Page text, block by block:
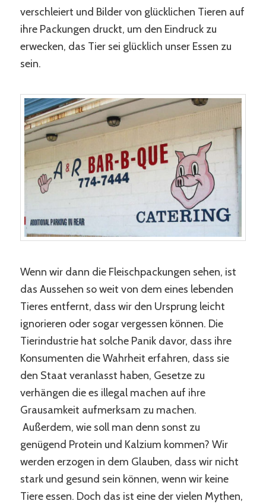
verschleiert und Bilder von glücklichen Tieren auf
ihre Packungen druckt, um den Eindruck zu
erwecken, das Tier sei glücklich unser Essen zu
sein.
Wenn wir dann die Fleischpackungen sehen, ist
das Aussehen so weit von dem eines lebenden
Tieres entfernt, dass wir den Ursprung leicht
ignorieren oder sogar vergessen können. Die
Tierindustrie hat solche Panik davor, dass ihre
Konsumenten die Wahrheit erfahren, dass sie
den Staat veranlasst haben, Gesetze zu
verhängen die es illegal machen auf ihre
Grausamkeit aufmerksam zu machen.
Außerdem, wie soll man denn sonst zu
genügend Protein und Kalzium kommen? Wir
werden erzogen in dem Glauben, dass wir nicht
stark und gesund sein können, wenn wir keine
Tiere essen. Doch das ist eine der vielen Mythen,